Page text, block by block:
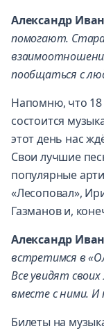
Александр
помогают.
пообщаться с
Напомню, что
состоится
этот день нас
Свои лучшие
популярные
«Лесоповал»,
Газманов и,
Александр
встретимся в
Все увидят
вместе с ними. И
Билеты на